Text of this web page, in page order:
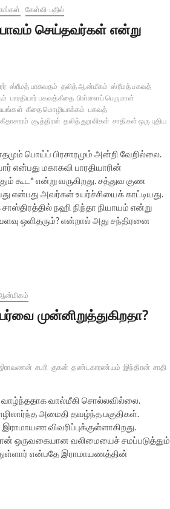
கேள்வி-பதில்
செய்தவர்கள் என்று
ஸ்ரீமத் பாகவதம் தலித் ஆன்மீகம் ஸ்ரீமத் பகவத்
பாரதியார் பகவத்கீதை பிள்ளைப் பெருமாள்
கீதை மொழியாக்கம் பகவத்
சூத்திரன் தலித் துறவிகள் சாதிகள் ஒரு புதிய
பொய்ப் பிரசாரமும் அன்றி வேறில்லை.
என்பது மகாகவி பாரதியாரின்
கூட* என்று வருகிறது. சத்துவ குண
என்பது அவர்கள் உயர்ச்சியைக் காட்டியது.
நஹி நிந்தா நியாயம் என்று
ஒளிதரும்? என்றால் அது சந்திரனை
முன்னிறுத்துகிறதா?
சபரி குகன் தண்டகாரண்யம் இந்திரன் சாதி
வால்மீகி சொல்லவில்லை.
அமைதி தவழ்ந்த பகுதிகள்.
விவரிப்புக்குள்ளாகிறது.
ஒருவகையான வலிமையைச் சமப்படுத்தும்
என்பதே இராமாயணத்தின்